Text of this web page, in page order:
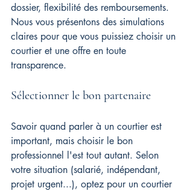
dossier, flexibilité des remboursements.
Nous vous présentons des simulations
claires pour que vous puissiez choisir un
courtier et une offre en toute
transparence.
Sélectionner le bon partenaire
Savoir quand parler à un courtier est
important, mais choisir le bon
professionnel l'est tout autant. Selon
votre situation (salarié, indépendant,
projet urgent...), optez pour un courtier